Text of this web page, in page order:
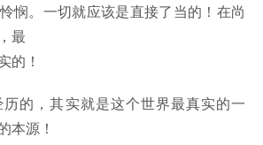
悯。一切就应该是直接了当的！在尚
最
的！
，其实就是这个世界最真实的一
本源！